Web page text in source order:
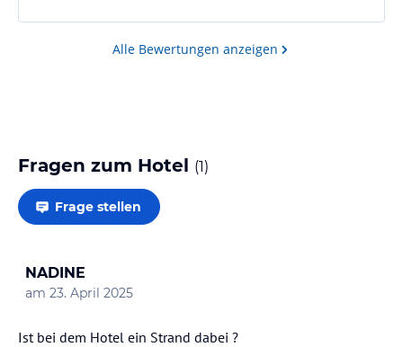
Alle Bewertungen anzeigen
Fragen zum Hotel (1)
Frage stellen
NADINE
am 23. April 2025
Ist bei dem Hotel ein Strand dabei ?